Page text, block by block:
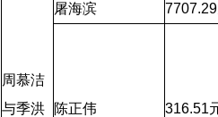
屠海滨 7707.29
周慕洁
与季洪
陈正伟 316.51